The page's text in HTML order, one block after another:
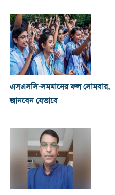
এসএসসি-সমমানের ফল সোমবার,
জানবেন যেভাবে